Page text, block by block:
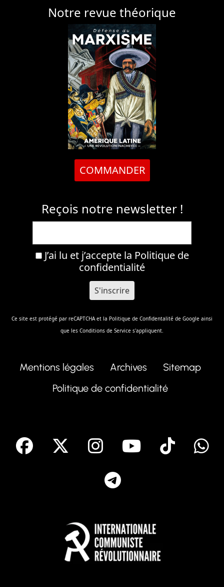
Notre revue théorique
COMMANDER
Reçois notre newsletter !
J’ai lu et j’accepte la Politique de
confidentialité
Ce site est protégé par reCAPTCHA et la Politique de Confidentalité de Google ainsi
que les Conditions de Service s'appliquent.
Mentions légales Archives
Sitemap
Politique de confidentialité
facebook Instagram
Youtube
Tik